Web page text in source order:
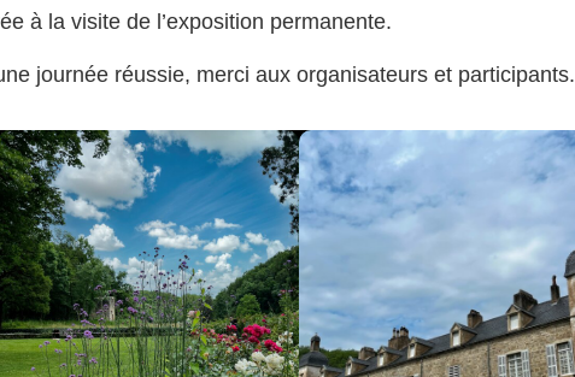
à la visite de l’exposition permanente.
journée réussie, merci aux organisateurs et participants.